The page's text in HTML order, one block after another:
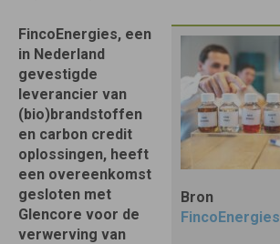
Bron
FincoEnergies
FincoEnergies, een
in Nederland
gevestigde
leverancier van
(bio)brandstoffen
en carbon credit
oplossingen, heeft
een overeenkomst
gesloten met
Glencore voor de
verwerving van